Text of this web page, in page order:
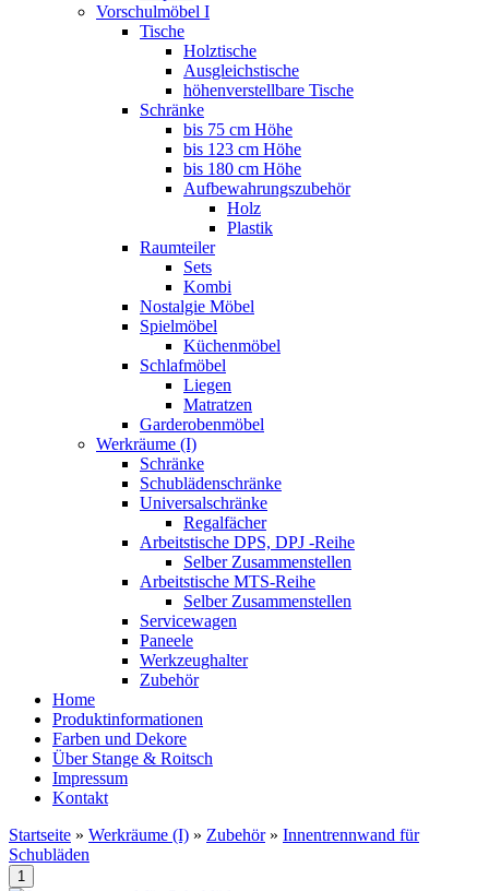
Vorschulmöbel I
Tische
Holztische
Ausgleichstische
höhenverstellbare Tische
Schränke
bis 75 cm Höhe
bis 123 cm Höhe
bis 180 cm Höhe
Aufbewahrungszubehör
Holz
Plastik
Raumteiler
Sets
Kombi
Nostalgie Möbel
Spielmöbel
Küchenmöbel
Schlafmöbel
Liegen
Matratzen
Garderobenmöbel
Werkräume (I)
Schränke
Schublädenschränke
Universalschränke
Regalfächer
Arbeitstische DPS, DPJ -Reihe
Selber Zusammenstellen
Arbeitstische MTS-Reihe
Selber Zusammenstellen
Servicewagen
Paneele
Werkzeughalter
Zubehör
Home
Produktinformationen
Farben und Dekore
Über Stange & Roitsch
Impressum
Kontakt
Startseite » Werkräume (I) » Zubehör» Innentrennwand für
Schubläden